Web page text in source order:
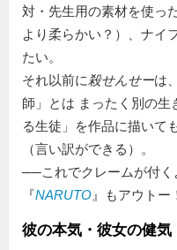
対・先生用の素材を使っ
より柔らかい？）、ナイ
たい。
それ以前に殺せんせーは
師」とは まったく別の生
る生徒」を作品に描いて
（言い訳ができる）。
──これでクレームが付く
『NARUTO 』もアウトー
彼の本気・彼女の健気